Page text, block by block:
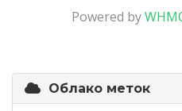
Powered by
Облако меток